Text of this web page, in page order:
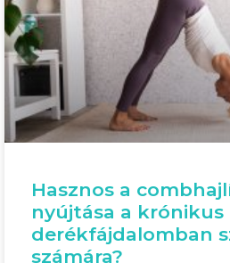
Hasznos a
nyújtása a krónikus
derékfájdalomban
számára?